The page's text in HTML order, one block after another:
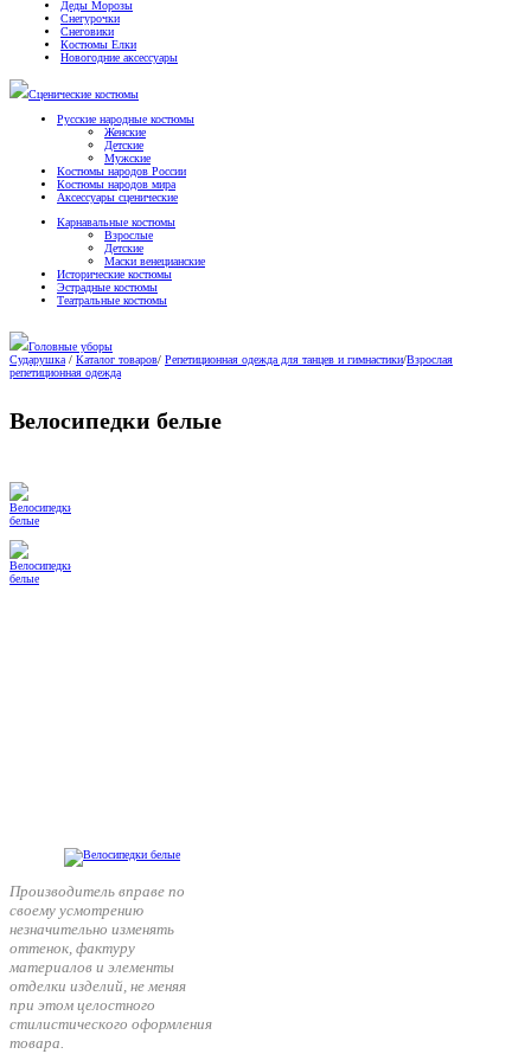
Деды Морозы
Снегурочки
Снеговики
Костюмы Елки
Новогодние аксессуары
Сценические костюмы
Русские народные костюмы
Женские
Детские
Мужские
Костюмы народов России
Костюмы народов мира
Аксессуары сценические
Карнавальные костюмы
Взрослые
Детские
Маски венецианские
Исторические костюмы
Эстрадные костюмы
Театральные костюмы
Головные уборы
Сударушка / Каталог товаров/ Репетиционная одежда для танцев и гимнастики/Взрослая
репетиционная одежда
Велосипедки белые
Производитель вправе по
своему усмотрению
незначительно изменять
оттенок, фактуру
материалов и элементы
отделки изделий, не меняя
при этом целостного
стилистического оформления
товара.